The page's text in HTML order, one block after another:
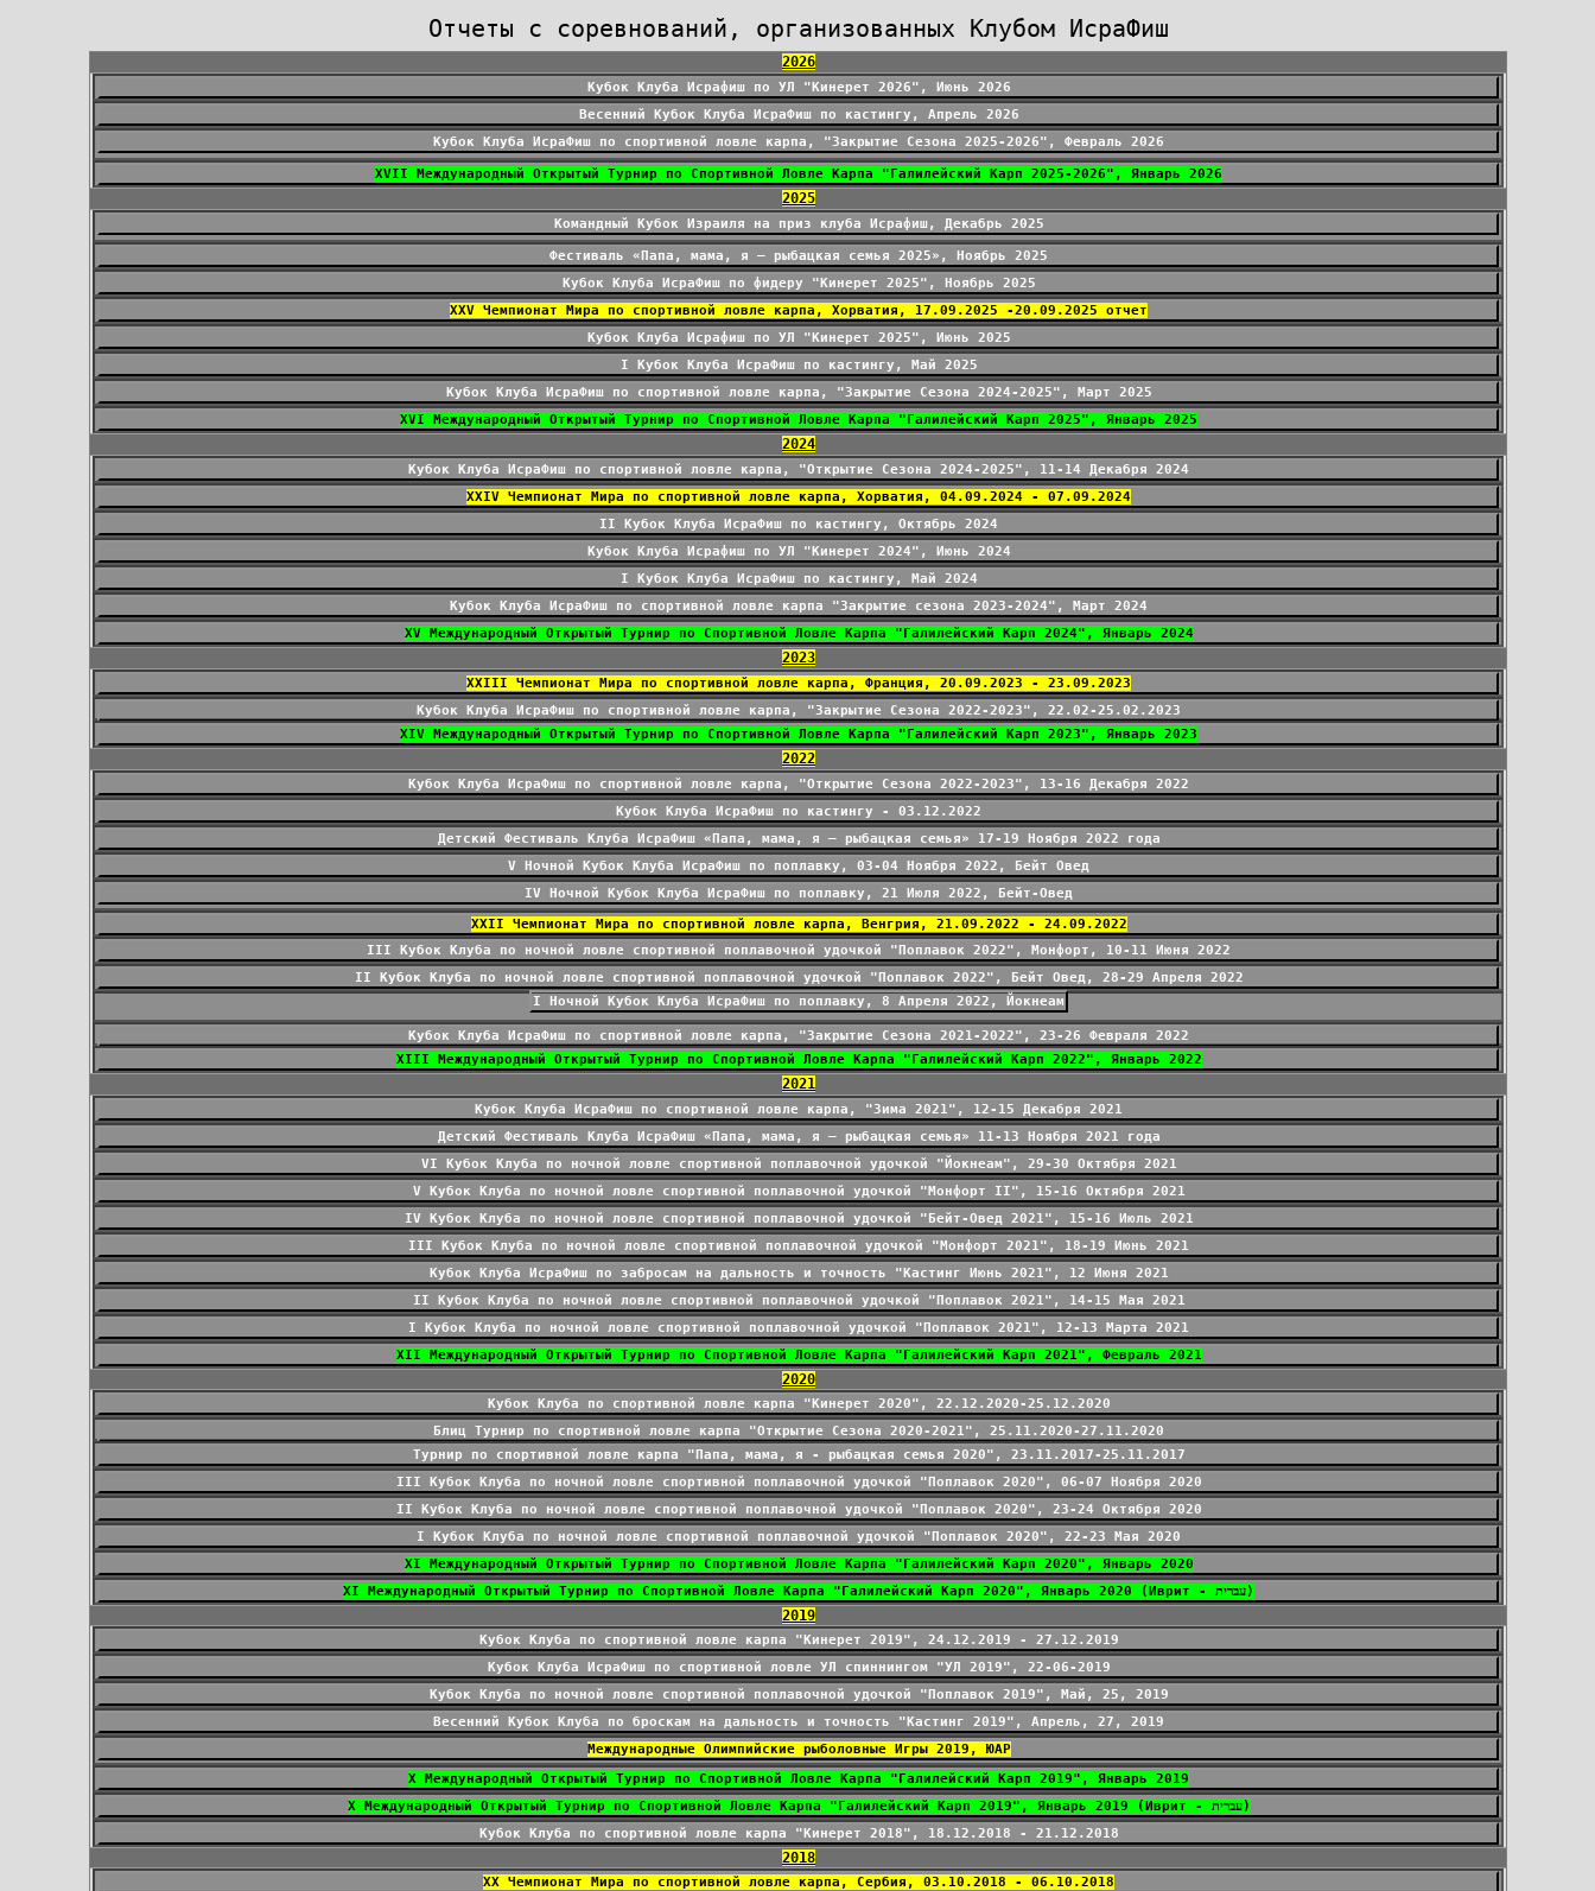
Отчеты с соревнований, организованных Клубом ИсраФиш
2026
Кубок Клуба Исрафиш по УЛ "Кинерет 2026", Июнь 2026
Весенний Кубок Клуба ИсраФиш по кастингу, Апрель 2026
Кубок Клуба ИсраФиш по спортивной ловле карпа, "Закрытие Сезона 2025-2026", Февраль 2026
XVII Международный Открытый Турнир по Спортивной Ловле Карпа "Галилейский Карп 2025-2026", Январь 2026
2025
Командный Кубок Израиля на приз клуба Исрафиш, Декабрь 2025
Фестиваль «Папа, мама, я – рыбацкая семья 2025», Ноябрь 2025
Кубок Клуба ИсраФиш по фидеру "Кинерет 2025", Ноябрь 2025
XXV Чемпионат Мира по спортивной ловле карпа, Хорватия, 17.09.2025 -20.09.2025 отчет
Кубок Клуба Исрафиш по УЛ "Кинерет 2025", Июнь 2025
I Кубок Клуба ИсраФиш по кастингу, Май 2025
Кубок Клуба ИсраФиш по спортивной ловле карпа, "Закрытие Сезона 2024-2025", Март 2025
XVI Международный Открытый Турнир по Спортивной Ловле Карпа "Галилейский Карп 2025", Январь 2025
2024
Кубок Клуба ИсраФиш по спортивной ловле карпа, "Открытие Сезона 2024-2025", 11-14 Декабря 2024
ХХIV Чемпионат Мира по спортивной ловле карпа, Хорватия, 04.09.2024 - 07.09.2024
II Кубок Клуба ИсраФиш по кастингу, Октябрь 2024
Кубок Клуба Исрафиш по УЛ "Кинерет 2024", Июнь 2024
I Кубок Клуба ИсраФиш по кастингу, Май 2024
Кубок Клуба ИсраФиш по спортивной ловле карпа "Закрытие сезона 2023-2024", Март 2024
XV Международный Открытый Турнир по Спортивной Ловле Карпа "Галилейский Карп 2024", Январь 2024
2023
ХХIII Чемпионат Мира по спортивной ловле карпа, Франция, 20.09.2023 - 23.09.2023
Кубок Клуба ИсраФиш по спортивной ловле карпа, "Закрытие Сезона 2022-2023", 22.02-25.02.2023
XIV Международный Открытый Турнир по Спортивной Ловле Карпа "Галилейский Карп 2023", Январь 2023
2022
Кубок Клуба ИсраФиш по спортивной ловле карпа, "Открытие Сезона 2022-2023", 13-16 Декабря 2022
Кубок Клуба ИсраФиш по кастингу - 03.12.2022
Детский Фестиваль Клуба ИсраФиш «Папа, мама, я – рыбацкая семья» 17-19 Ноября 2022 года
V Ночной Кубок Клуба ИсраФиш по поплавку, 03-04 Ноября 2022, Бейт Овед
IV Ночной Кубок Клуба ИсраФиш по поплавку, 21 Июля 2022, Бейт-Овед
ХХII Чемпионат Мира по спортивной ловле карпа, Венгрия, 21.09.2022 - 24.09.2022
III Кубок Клуба по ночной ловле спортивной поплавочной удочкой "Поплавок 2022", Монфорт, 10-11 Июня 2022
II Кубок Клуба по ночной ловле спортивной поплавочной удочкой "Поплавок 2022", Бейт Овед, 28-29 Апреля 2022
I Ночной Кубок Клуба ИсраФиш по поплавку, 8 Апреля 2022, Йокнеам
Кубок Клуба ИсраФиш по спортивной ловле карпа, "Закрытие Сезона 2021-2022", 23-26 Февраля 2022
XIII Международный Открытый Турнир по Спортивной Ловле Карпа "Галилейский Карп 2022", Январь 2022
2021
Кубок Клуба ИсраФиш по спортивной ловле карпа, "Зима 2021", 12-15 Декабря 2021
Детский Фестиваль Клуба ИсраФиш «Папа, мама, я – рыбацкая семья» 11-13 Ноября 2021 года
VI Кубок Клуба по ночной ловле спортивной поплавочной удочкой "Йокнеам", 29-30 Октября 2021
V Кубок Клуба по ночной ловле спортивной поплавочной удочкой "Монфорт II", 15-16 Октября 2021
IV Кубок Клуба по ночной ловле спортивной поплавочной удочкой "Бейт-Овед 2021", 15-16 Июль 2021
III Кубок Клуба по ночной ловле спортивной поплавочной удочкой "Монфорт 2021", 18-19 Июнь 2021
Кубок Клуба ИсраФиш по забросам на дальность и точность "Кастинг Июнь 2021", 12 Июня 2021
II Кубок Клуба по ночной ловле спортивной поплавочной удочкой "Поплавок 2021", 14-15 Мая 2021
I Кубок Клуба по ночной ловле спортивной поплавочной удочкой "Поплавок 2021", 12-13 Марта 2021
XII Международный Открытый Турнир по Спортивной Ловле Карпа "Галилейский Карп 2021", Февраль 2021
2020
Кубок Клуба по спортивной ловле карпа "Кинерет 2020", 22.12.2020-25.12.2020
Блиц Турнир по спортивной ловле карпа "Открытие Сезона 2020-2021", 25.11.2020-27.11.2020
Турнир по спортивной ловле карпа "Папа, мама, я - рыбацкая семья 2020", 23.11.2017-25.11.2017
III Кубок Клуба по ночной ловле спортивной поплавочной удочкой "Поплавок 2020", 06-07 Ноября 2020
II Кубок Клуба по ночной ловле спортивной поплавочной удочкой "Поплавок 2020", 23-24 Октября 2020
I Кубок Клуба по ночной ловле спортивной поплавочной удочкой "Поплавок 2020", 22-23 Мая 2020
XI Международный Открытый Турнир по Спортивной Ловле Карпа "Галилейский Карп 2020", Январь 2020
XI Международный Открытый Турнир по Спортивной Ловле Карпа "Галилейский Карп 2020", Январь 2020 (Иврит - עברית)
2019
Кубок Клуба по спортивной ловле карпа "Кинерет 2019", 24.12.2019 - 27.12.2019
Кубок Клуба ИсраФиш по спортивной ловле УЛ спиннингом "УЛ 2019", 22-06-2019
Кубок Клуба по ночной ловле спортивной поплавочной удочкой "Поплавок 2019", Май, 25, 2019
Весенний Кубок Клуба по броскам на дальность и точность "Кастинг 2019", Апрель, 27, 2019
Международные Олимпийские рыболовные Игры 2019, ЮАР
X Международный Открытый Турнир по Спортивной Ловле Карпа "Галилейский Карп 2019", Январь 2019
X Международный Открытый Турнир по Спортивной Ловле Карпа "Галилейский Карп 2019", Январь 2019 (Иврит - עברית)
Кубок Клуба по спортивной ловле карпа "Кинерет 2018", 18.12.2018 - 21.12.2018
2018
ХХ Чемпионат Мира по спортивной ловле карпа, Сербия, 03.10.2018 - 06.10.2018